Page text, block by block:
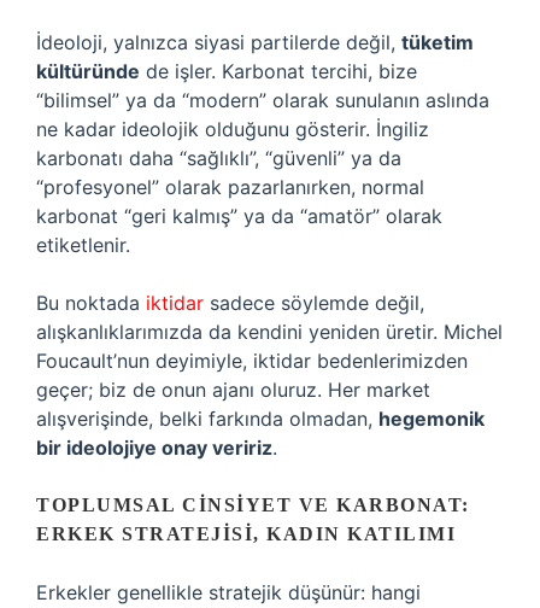
İdeoloji, yalnızca siyasi partilerde değil, tüketim
kültüründe de işler. Karbonat tercihi, bize
“bilimsel” ya da “modern” olarak sunulanın aslında
ne kadar ideolojik olduğunu gösterir. İngiliz
karbonatı daha “sağlıklı”, “güvenli” ya da
“profesyonel” olarak pazarlanırken, normal
karbonat “geri kalmış” ya da “amatör” olarak
etiketlenir.
Bu noktada iktidar sadece söylemde değil,
alışkanlıklarımızda da kendini yeniden üretir. Michel
Foucault’nun deyimiyle, iktidar bedenlerimizden
geçer; biz de onun ajanı oluruz. Her market
alışverişinde, belki farkında olmadan, hegemonik
bir ideolojiye onay veririz.
TOPLUMSAL CINSIYET VE KARBONAT:
ERKEK STRATEJISI, KADIN KATILIMI
Erkekler genellikle stratejik düşünür: hangi